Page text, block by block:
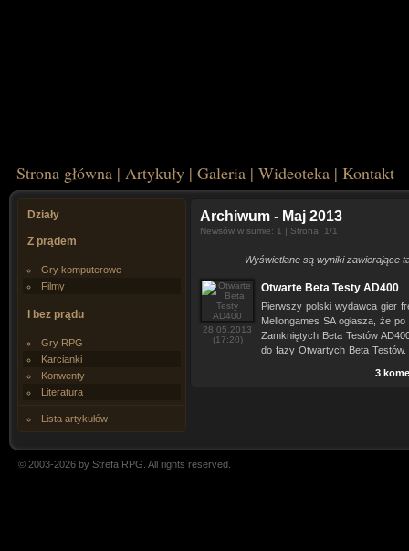
Strona główna | Artykuły | Galeria | Wideoteka | Kontakt
Działy
Z prądem
Gry komputerowe
Filmy
I bez prądu
Gry RPG
Karcianki
Konwenty
Literatura
Lista artykułów
Archiwum - Maj 2013
Newsów w sumie: 1 | Strona: 1/1
Wyświetlane są wyniki zawierające
28.05.2013
(17:20)
Otwarte Beta Testy AD400
Pierwszy polski wydawca gier
Mellongames SA ogłasza, że
Zamkniętych Beta Testów
do fazy Otwartych Beta Testów.
3
© 2003-2026 by Strefa RPG. All rights reserved.